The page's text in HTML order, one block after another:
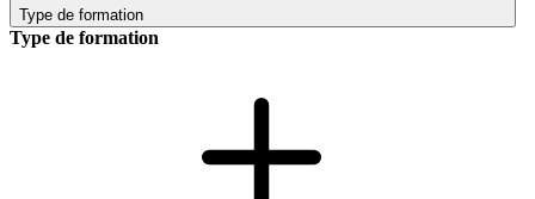
Type de formation
Type de formation